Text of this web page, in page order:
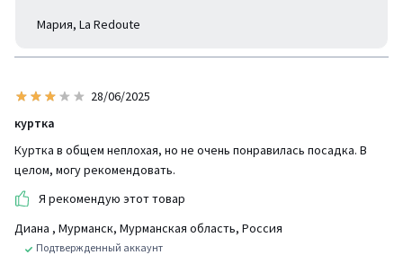
Мария, La Redoute
28/06/2025
куртка
Куртка в общем неплохая, но не очень понравилась посадка. В
целом, могу рекомендовать.
Я рекомендую этот товар
Диана , Мурманск, Мурманская область, Россия
Подтвержденный аккаунт